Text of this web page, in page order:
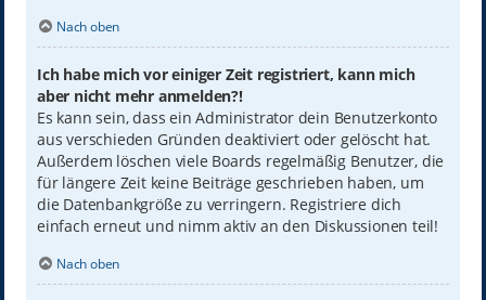
Nach oben
Ich habe mich vor einiger Zeit registriert, kann mich
aber nicht mehr anmelden?!
Es kann sein, dass ein Administrator dein Benutzerkonto
aus verschieden Gründen deaktiviert oder gelöscht hat.
Außerdem löschen viele Boards regelmäßig Benutzer, die
für längere Zeit keine Beiträge geschrieben haben, um
die Datenbankgröße zu verringern. Registriere dich
einfach erneut und nimm aktiv an den Diskussionen teil!
Nach oben